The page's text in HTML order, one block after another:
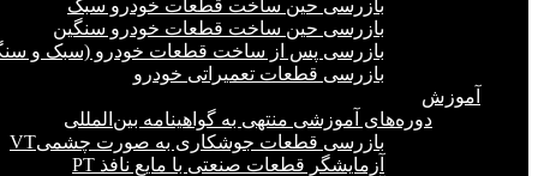
بازرسی حین ساخت قطعات خودرو سبک
بازرسی حین ساخت قطعات خودرو سنگین
بازرسی پس از ساخت قطعات خودرو (سبک و
بازرسی قطعات تعمیراتی خودرو
آموزش
دوره‌های آموزشی منتهی به گواهینامه بین‌المللی
بازرسی قطعات جوشکاری به صورت چشمیVT
آزمایشگر قطعات صنعتی با مایع نافذ PT